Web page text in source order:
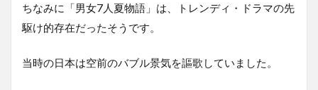
ちなみに「男女7人夏物語」は、トレンディ・ドラマの先
駆け的存在だったそうです。
当時の日本は空前のバブル景気を謳歌していました。